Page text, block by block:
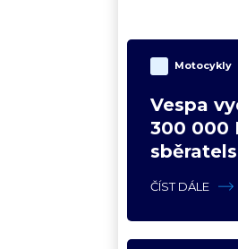
Motocykly
Vespa
300 000
upgradu
ČÍST DÁLE